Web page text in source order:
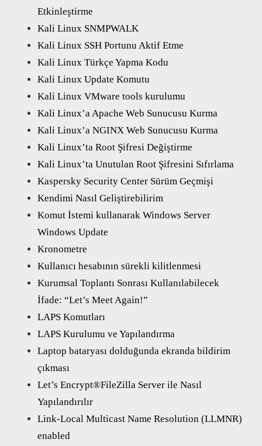
Etkinleştirme
Kali Linux SNMPWALK
Kali Linux SSH Portunu Aktif Etme
Kali Linux Türkçe Yapma Kodu
Kali Linux Update Komutu
Kali Linux VMware tools kurulumu
Kali Linux’a Apache Web Sunucusu Kurma
Kali Linux’a NGINX Web Sunucusu Kurma
Kali Linux’ta Root Şifresi Değiştirme
Kali Linux’ta Unutulan Root Şifresini Sıfırlama
Kaspersky Security Center Sürüm Geçmişi
Kendimi Nasıl Geliştirebilirim
Komut İstemi kullanarak Windows Server
Windows Update
Kronometre
Kullanıcı hesabının sürekli kilitlenmesi
Kurumsal Toplantı Sonrası Kullanılabilecek
İfade: “Let’s Meet Again!”
LAPS Komutları
LAPS Kurulumu ve Yapılandırma
Laptop bataryası dolduğunda ekranda bildirim
çıkması
Let’s Encrypt®FileZilla Server ile Nasıl
Yapılandırılır
Link-Local Multicast Name Resolution (LLMNR)
enabled